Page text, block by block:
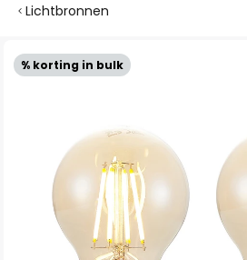
Lichtbronnen
% korting in bulk
Ga
naar
afbeeldingen-